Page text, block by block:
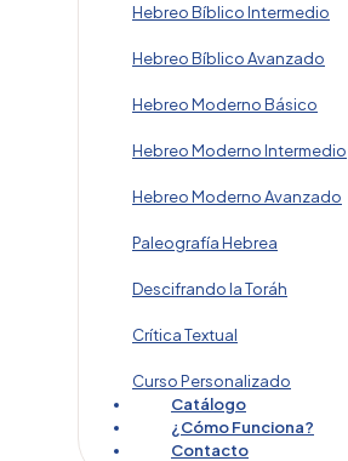
Hebreo Bíblico Intermedio
Hebreo Bíblico Avanzado
Hebreo Moderno Básico
Hebreo Moderno Intermedio
Hebreo Moderno Avanzado
Paleografía Hebrea
Descifrando la Toráh
Crítica Textual
Curso Personalizado
Catálogo
¿Cómo Funciona?
Contacto